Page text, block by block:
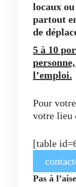
locaux
partout
de
5 à 10
l’emploi.
Pour
votre lieu
[table
Pas à